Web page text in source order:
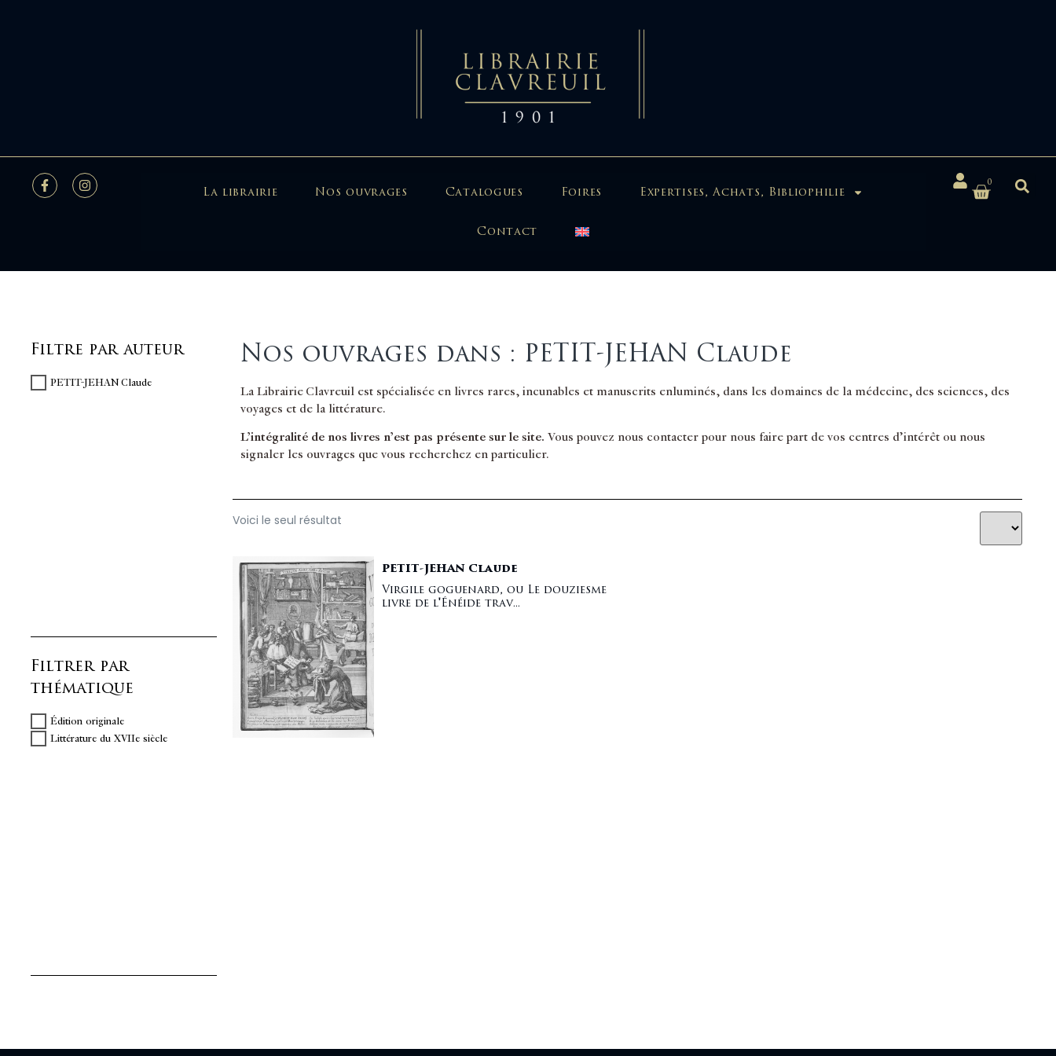
La librairie Nos ouvrages Catalogues Foires Expertises, Achats, Bibliophilie
Contact
0
Filtre par auteur
PETIT-JEHAN Claude
Filtrer par
thématique
Édition originale
Littérature du XVIIe siècle
Nos ouvrages dans : PETIT-JEHAN Claude
La Librairie Clavreuil est spécialisée en livres rares, incunables et manuscrits enluminés, dans les domaines de la médecine, des sciences, des
voyages et de la littérature.
L’intégralité de nos livres n’est pas présente sur le site. Vous pouvez nous contacter pour nous faire part de vos centres d’intérêt ou nous
signaler les ouvrages que vous recherchez en particulier.
Voici le seul résultat
PETIT-JEHAN Claude
Virgile goguenard, ou Le douziesme
livre de l'Énéide trav...